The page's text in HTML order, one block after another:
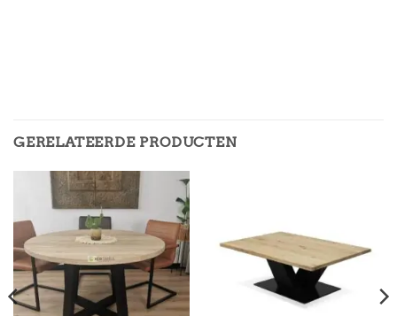
GERELATEERDE PRODUCTEN